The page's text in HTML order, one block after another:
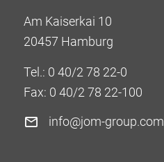
Am Kaiserkai 10
20457 Hamburg
Tel.: 0 40/2 78 22-0
Fax: 0 40/2 78 22-100
info@jom-group.com